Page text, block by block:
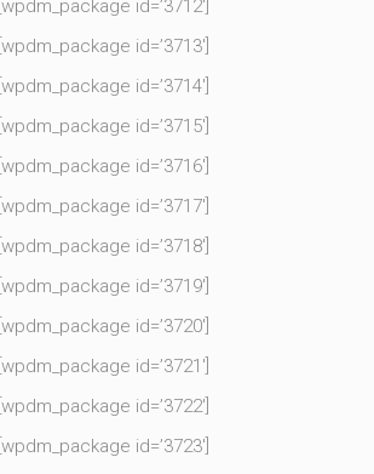
[wpdm_package id=’3712′]
[wpdm_package id=’3713′]
[wpdm_package id=’3714′]
[wpdm_package id=’3715′]
[wpdm_package id=’3716′]
[wpdm_package id=’3717′]
[wpdm_package id=’3718′]
[wpdm_package id=’3719′]
[wpdm_package id=’3720′]
[wpdm_package id=’3721′]
[wpdm_package id=’3722′]
[wpdm_package id=’3723′]